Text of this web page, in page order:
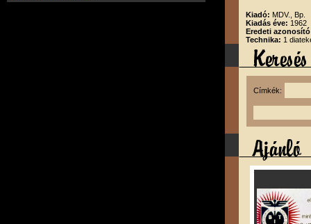
Kiadó: MDV., Bp.
Kiadás éve: 1962
Eredeti
Technika: 1
Címkék: